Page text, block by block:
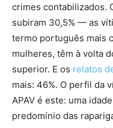
crimes contabilizados.
subiram 30,5% — as
termo português mais
mulheres, têm à volta
superior. E os relatos
mais: 46%. O perfil da
APAV é este: uma
predomínio das